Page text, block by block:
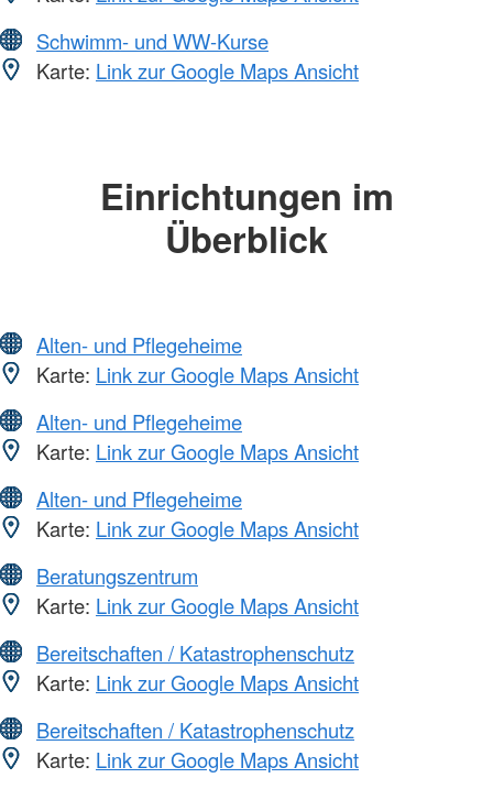
Schwimm- und WW-Kurse
Karte: Link zur Google Maps Ansicht
Einrichtungen im
Überblick
Alten- und Pflegeheime
Karte: Link zur Google Maps Ansicht
Alten- und Pflegeheime
Karte: Link zur Google Maps Ansicht
Alten- und Pflegeheime
Karte: Link zur Google Maps Ansicht
Beratungszentrum
Karte: Link zur Google Maps Ansicht
Bereitschaften / Katastrophenschutz
Karte: Link zur Google Maps Ansicht
Bereitschaften / Katastrophenschutz
Karte: Link zur Google Maps Ansicht